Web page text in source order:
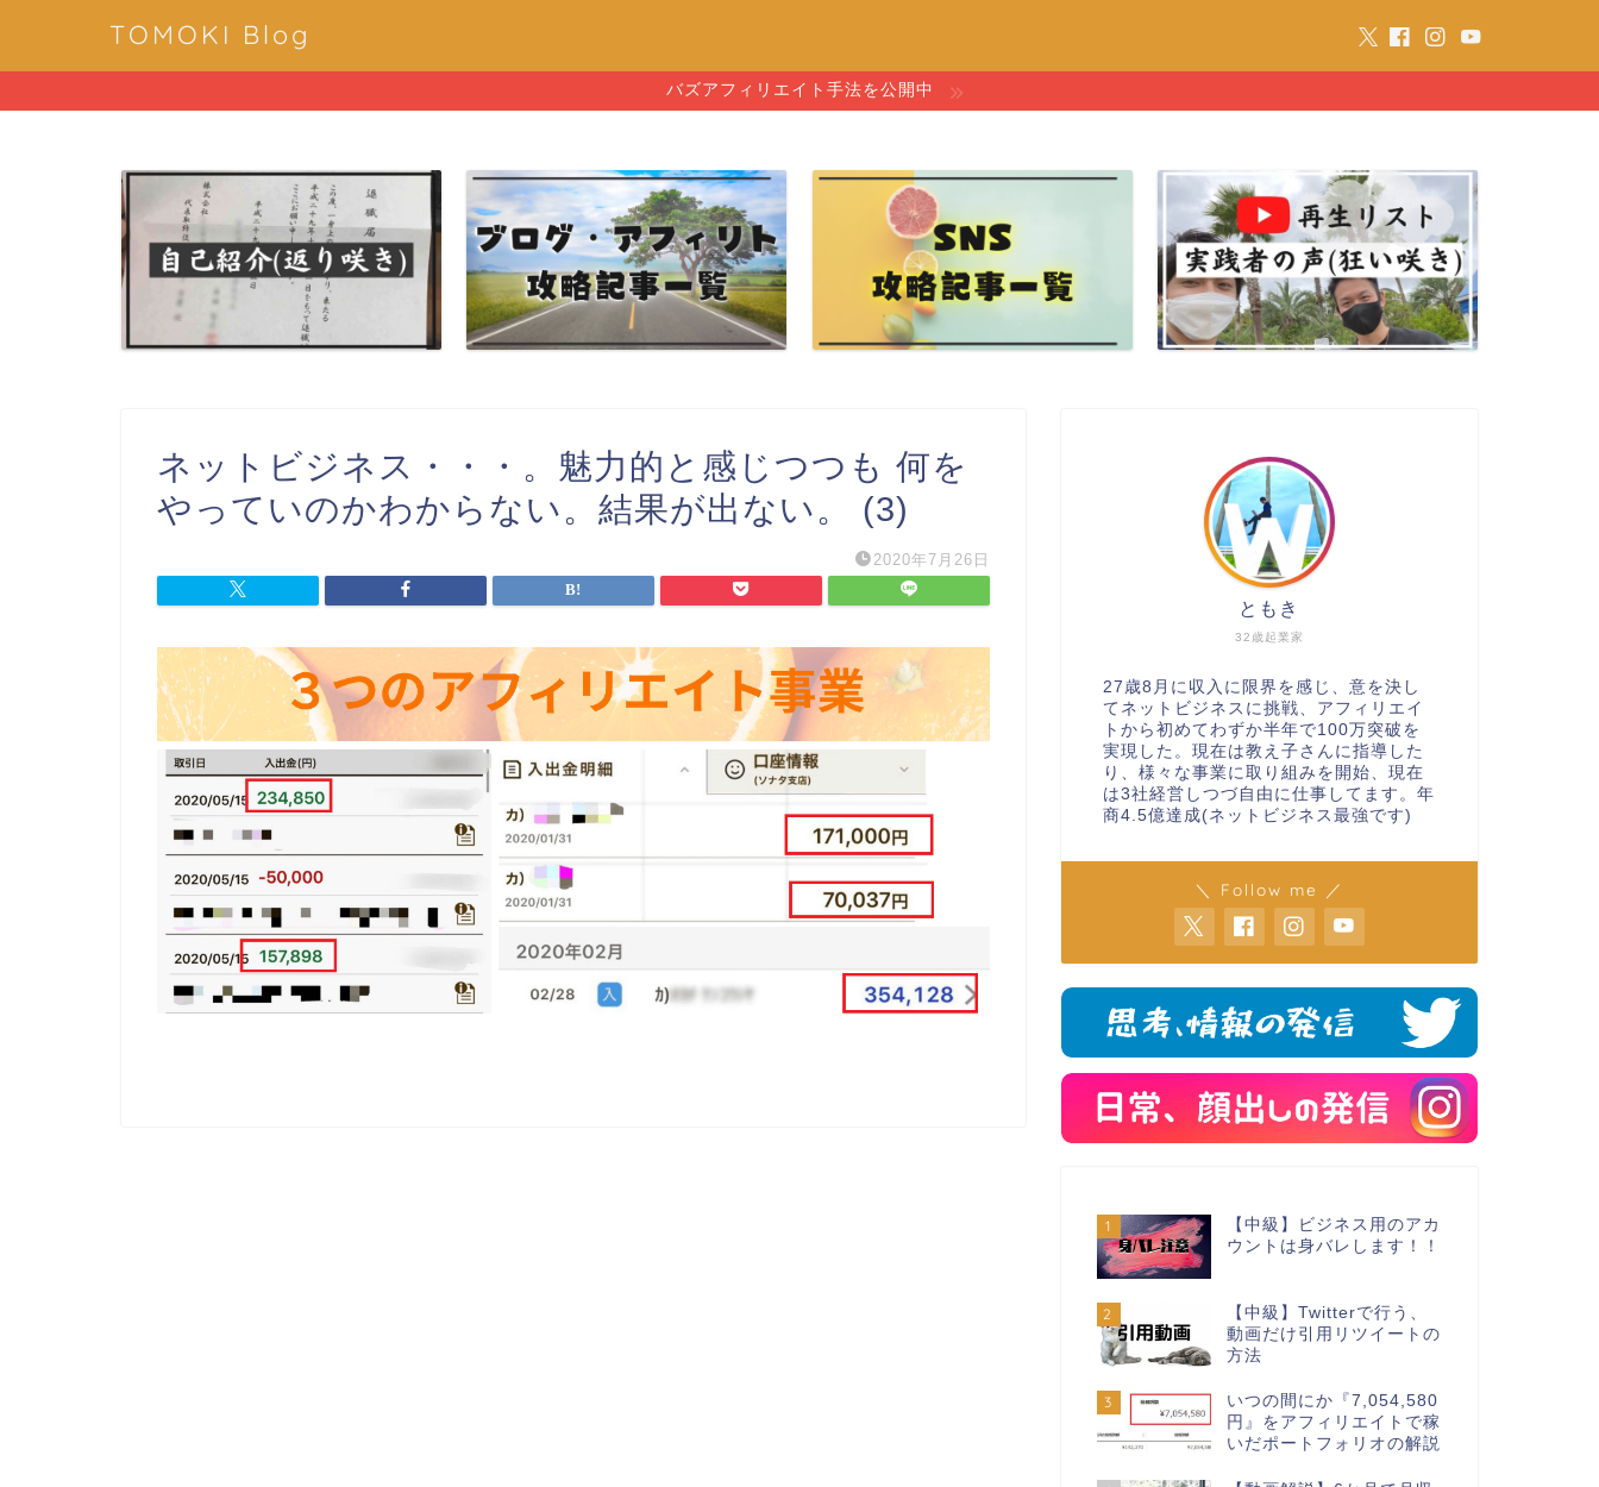
TOMOKI Blog
バズアフィリエイト手法を公開中
ネットビジネス・・・。魅力的と感じつつも 何を
やっていのかわからない。結果が出ない。 (3)
2020年7月26日
32歳起業家
ともき
27歳8月に収入に限界を感じ、意を決し
てネットビジネスに挑戦、アフィリエイ
トから初めてわずか半年で100万突破を
実現した。現在は教え子さんに指導した
り、様々な事業に取り組みを開始、現在
は3社経営しつづ自由に仕事してます。年
商4.5億達成(ネットビジネス最強です)
＼ Follow me ／
1
【中級】ビジネス用のアカ
ウントは身バレします！！
2
【中級】Twitterで行う、
動画だけ引用リツイートの
方法
3
いつの間にか『7,054,580
円』をアフィリエイトで稼
いだポートフォリオの解説